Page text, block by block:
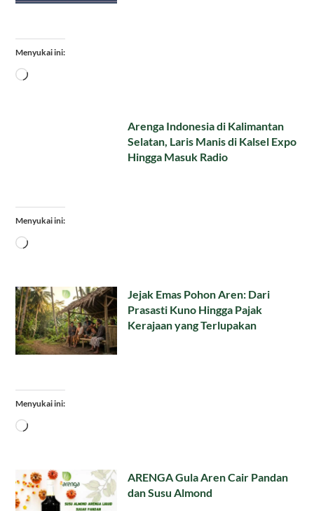
Menyukai ini:
Memuat...
Arenga Indonesia di Kalimantan
Selatan, Laris Manis di Kalsel Expo
Hingga Masuk Radio
Menyukai ini:
Memuat...
Jejak Emas Pohon Aren: Dari
Prasasti Kuno Hingga Pajak
Kerajaan yang Terlupakan
Menyukai ini:
Memuat...
ARENGA Gula Aren Cair Pandan
dan Susu Almond